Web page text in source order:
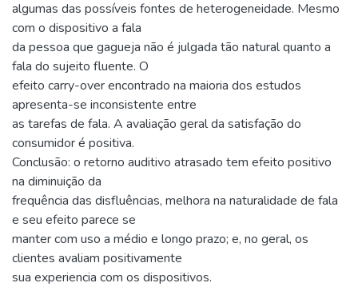
algumas das possíveis fontes de heterogeneidade. Mesmo
com o dispositivo a fala
da pessoa que gagueja não é julgada tão natural quanto a
fala do sujeito fluente. O
efeito carry-over encontrado na maioria dos estudos
apresenta-se inconsistente entre
as tarefas de fala. A avaliação geral da satisfação do
consumidor é positiva.
Conclusão: o retorno auditivo atrasado tem efeito positivo
na diminuição da
frequência das disfluências, melhora na naturalidade de fala
e seu efeito parece se
manter com uso a médio e longo prazo; e, no geral, os
clientes avaliam positivamente
sua experiencia com os dispositivos.